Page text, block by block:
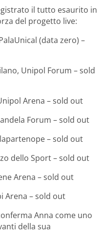
il tutto esaurito in
del progetto live:
(data zero) –
Unipol Forum – sold
Arena – sold out
Forum – sold out
– sold out
dello Sport – sold out
Arena – sold out
Arena – sold out
Anna come uno
della sua